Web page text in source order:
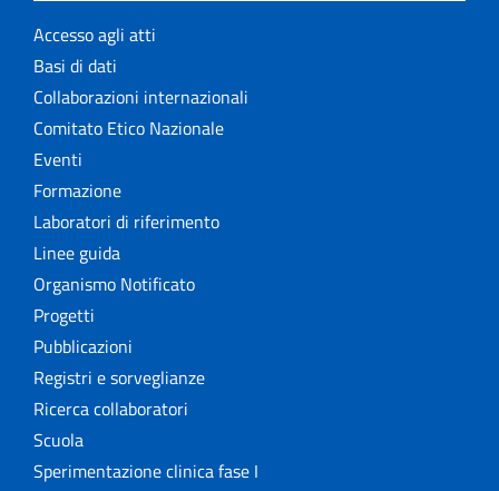
Accesso agli atti
Basi di dati
Collaborazioni internazionali
Comitato Etico Nazionale
Eventi
Formazione
Laboratori di riferimento
Linee guida
Organismo Notificato
Progetti
Pubblicazioni
Registri e sorveglianze
Ricerca collaboratori
Scuola
Sperimentazione clinica fase I